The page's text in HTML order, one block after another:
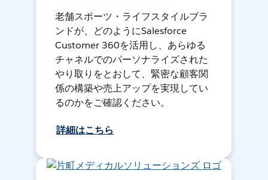
老舗スポーツ・ライフスタイルブラ
ンドが、どのようにSalesforce
Customer 360を活用し、あらゆる
チャネルでのパーソナライズされた
やり取りをとおして、緊密な顧客関
係の構築や売上アップを実現してい
るのかをご確認ください。
詳細はこちら